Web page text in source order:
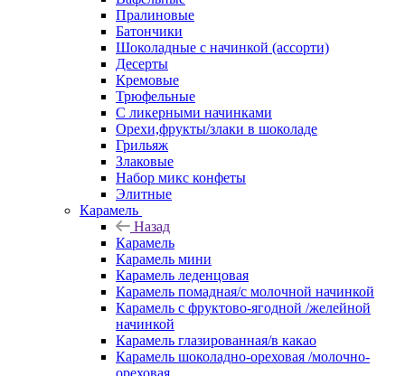
Пралиновые
Батончики
Шоколадные с начинкой (ассорти)
Десерты
Кремовые
Трюфельные
С ликерными начинками
Орехи,фрукты/злаки в шоколаде
Грильяж
Злаковые
Набор микс конфеты
Элитные
Карамель
Назад
Карамель
Карамель мини
Карамель леденцовая
Карамель помадная/с молочной начинкой
Карамель с фруктово-ягодной /желейной
начинкой
Карамель глазированная/в какао
Карамель шоколадно-ореховая /молочно-
ореховая